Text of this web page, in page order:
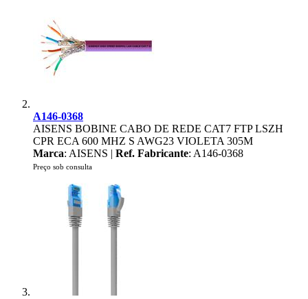
A146-0368
AISENS BOBINE CABO DE REDE CAT7 FTP LSZH
CPR ECA 600 MHZ S AWG23 VIOLETA 305M
Marca: AISENS | Ref. Fabricante: A146-0368
Preço sob consulta